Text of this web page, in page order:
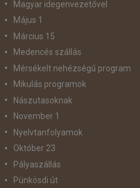
Magyar idegenvezetővel
Május 1
Március 15
Medencés szállás
Mérsékelt nehézségű program
Mikulás programok
Nászutasoknak
November 1
Nyelvtanfolyamok
Október 23
Pályaszállás
Pünkösdi út